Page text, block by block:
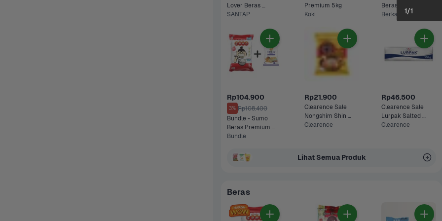
Lover Beras
Premium 5kg
SANTAP
Premium 5kg
Koki
Beras Premium
5kg
Berkat
Rp104.900
3% Rp108.400
Bundle - Sumo
Beras Premium
Merah 5 kg & Tulip
Bundle
Rp21.900
Clearence Sale
Nongshim Shin
Ramyun Stir Fry
Clearence
Rp46.500
Clearence Sale
Lurpak Salted
Butter 100 gram
Clearence
Lihat Semua Produk
Beras
1/1